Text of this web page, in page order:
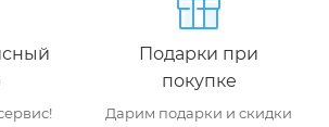
Подарки при
покупке
Дарим подарки и скидки